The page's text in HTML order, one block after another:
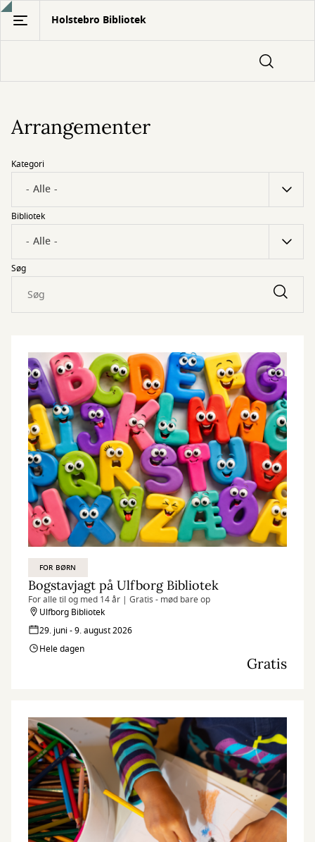
Gå
hovedindhold
Holstebro Bibliotek
Arrangementer
Kategori
Bibliotek
Søg
FOR BØRN
Bogstavjagt på Ulfborg Bibliotek
For alle til og med 14 år | Gratis - mød bare op
Ulfborg Bibliotek
29. juni - 9. august 2026
Hele dagen
Gratis